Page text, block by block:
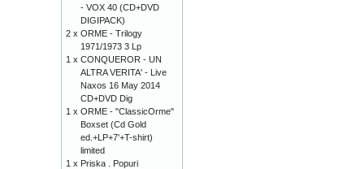
- VOX 40 (CD+DVD
DIGIPACK)
2 x ORME - Trilogy
1971/1973 3 Lp
1 x CONQUEROR - UN
ALTRA VERITA' - Live
Naxos 16 May 2014
CD+DVD Dig
1 x ORME - "ClassicOrme"
Boxset (Cd Gold
ed.+LP+7'+T-shirt)
limited
1 x Priska . Popuri